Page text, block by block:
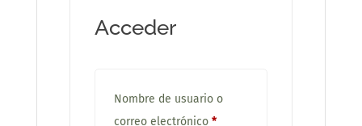
Acceder
Nombre de usuario o
correo electrónico *Obligatorio